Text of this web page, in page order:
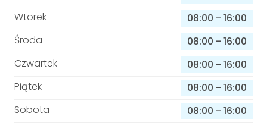
Wtorek
08:00 - 16:00
Środa
08:00 - 16:00
Czwartek
08:00 - 16:00
Piątek
08:00 - 16:00
Sobota
08:00 - 16:00